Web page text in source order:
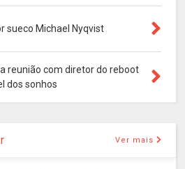
sueco Michael Nyqvist
reunião com diretor do reboot
dos sonhos
Ver mais